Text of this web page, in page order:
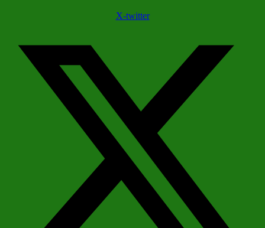
X-twitter